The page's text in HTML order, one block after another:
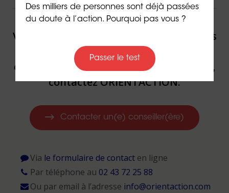
NOUS VOUS ACCOMPAGNONS !
Vous souhaitez être accompagné(e) dans
votre reconversion ou dans votre
évolution professionnelle par un expert,
contactez ORIENTACTION.
Contacter un(e) conseiller(ère)
Via le formulaire de contacten ligne
Par téléphone au 02 43 72 25 88
Ou par email à l’adresse info@orientaction.com
Des milliers de personnes sont déjà passées
du doute à l’action. Pourquoi pas vous ?
Passer le test